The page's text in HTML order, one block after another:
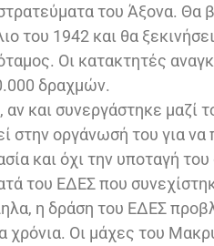
του Άξονα. Θα
του 1942 και θα
Οι κατακτητές
δραχμών.
και συνεργάστηκε μαζί
στην οργάνωσή του για
και όχι την υποταγή
του ΕΔΕΣ που
η δράση του ΕΔΕΣ
χρόνια. Οι μάχες του